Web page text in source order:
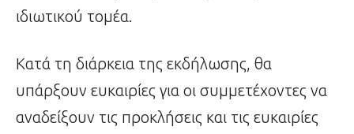
ιδιωτικού τομέα.
Κατά τη διάρκεια της εκδήλωσης, θα
υπάρξουν ευκαιρίες για οι συμμετέχοντες να
αναδείξουν τις προκλήσεις και τις ευκαιρίες